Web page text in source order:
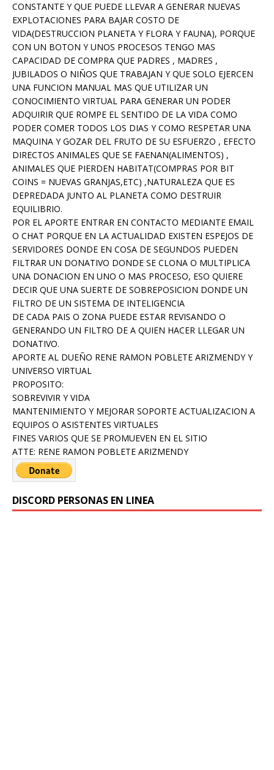
CONSTANTE Y QUE PUEDE LLEVAR A GENERAR NUEVAS
EXPLOTACIONES PARA BAJAR COSTO DE
VIDA(DESTRUCCION PLANETA Y FLORA Y FAUNA), PORQUE
CON UN BOTON Y UNOS PROCESOS TENGO MAS
CAPACIDAD DE COMPRA QUE PADRES , MADRES ,
JUBILADOS O NIÑOS QUE TRABAJAN Y QUE SOLO EJERCEN
UNA FUNCION MANUAL MAS QUE UTILIZAR UN
CONOCIMIENTO VIRTUAL PARA GENERAR UN PODER
ADQUIRIR QUE ROMPE EL SENTIDO DE LA VIDA COMO
PODER COMER TODOS LOS DIAS Y COMO RESPETAR UNA
MAQUINA Y GOZAR DEL FRUTO DE SU ESFUERZO , EFECTO
DIRECTOS ANIMALES QUE SE FAENAN(ALIMENTOS) ,
ANIMALES QUE PIERDEN HABITAT(COMPRAS POR BIT
COINS = NUEVAS GRANJAS,ETC) ,NATURALEZA QUE ES
DEPREDADA JUNTO AL PLANETA COMO DESTRUIR
EQUILIBRIO.
POR EL APORTE ENTRAR EN CONTACTO MEDIANTE EMAIL
O CHAT PORQUE EN LA ACTUALIDAD EXISTEN ESPEJOS DE
SERVIDORES DONDE EN COSA DE SEGUNDOS PUEDEN
FILTRAR UN DONATIVO DONDE SE CLONA O MULTIPLICA
UNA DONACION EN UNO O MAS PROCESO, ESO QUIERE
DECIR QUE UNA SUERTE DE SOBREPOSICION DONDE UN
FILTRO DE UN SISTEMA DE INTELIGENCIA
DE CADA PAIS O ZONA PUEDE ESTAR REVISANDO O
GENERANDO UN FILTRO DE A QUIEN HACER LLEGAR UN
DONATIVO.
APORTE AL DUEÑO RENE RAMON POBLETE ARIZMENDY Y
UNIVERSO VIRTUAL
PROPOSITO:
SOBREVIVIR Y VIDA
MANTENIMIENTO Y MEJORAR SOPORTE ACTUALIZACION A
EQUIPOS O ASISTENTES VIRTUALES
FINES VARIOS QUE SE PROMUEVEN EN EL SITIO
ATTE: RENE RAMON POBLETE ARIZMENDY
DISCORD PERSONAS EN LINEA